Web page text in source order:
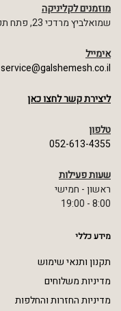
מוזמנים לקליניקה
שמואלביץ מרדכי 23, פתח תקווה
אימייל
service@galshemesh.co.il
ליצירת קשר לחצו כאן
טלפון
052-613-4355
שעות פעילות
ראשון - חמישי
8:00 - 19:00
מידע כללי
תקנון ותנאי שימוש
מדיניות משלוחים
מדיניות החזרות והחלפות